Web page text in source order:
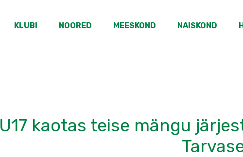
KLUBI NOORED MEESKOND NAISKOND
U17 kaotas teise mängu